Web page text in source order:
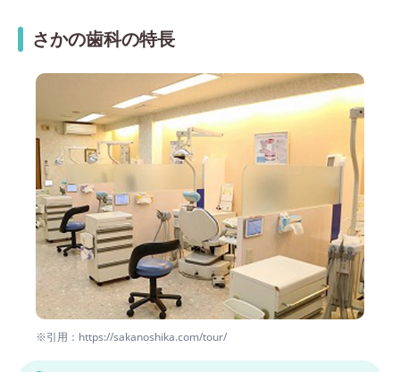
さかの歯科の特長
※引用：https://sakanoshika.com/tour/